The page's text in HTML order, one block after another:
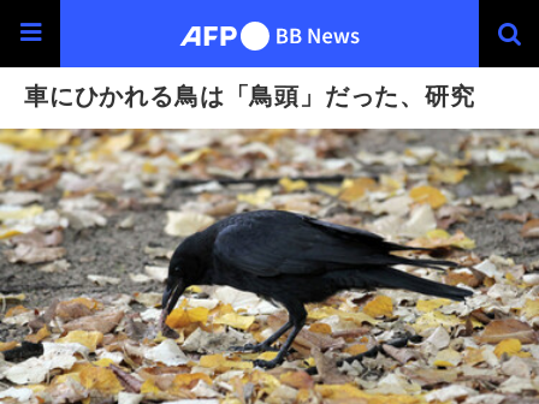
車にひかれる鳥は「鳥頭」だった、研究